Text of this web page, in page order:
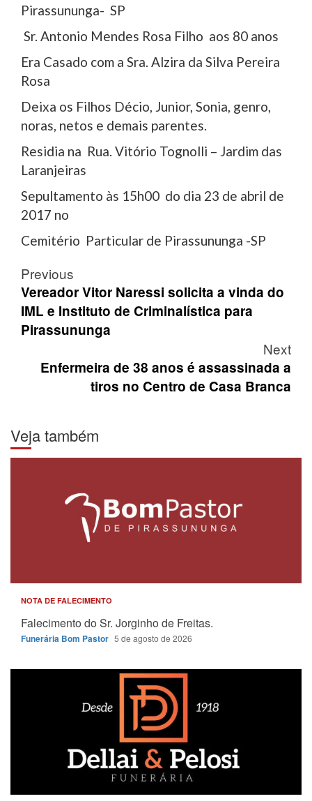
Pirassununga- SP
Sr. Antonio Mendes Rosa Filho aos 80 anos
Era Casado com a Sra. Alzira da Silva Pereira
Rosa
Deixa os Filhos Décio, Junior, Sonia, genro,
noras, netos e demais parentes.
Residia na Rua. Vitório Tognolli – Jardim das
Laranjeiras
Sepultamento às 15h00 do dia 23 de abril de
2017 no
Cemitério Particular de Pirassununga -SP
Post
navigation
Previous
Vereador Vitor Naressi solicita a vinda do
IML e Instituto de Criminalística para
Pirassununga
Next
Enfermeira de 38 anos é assassinada a
tiros no Centro de Casa Branca
Veja também
NOTA DE FALECIMENTO
Falecimento do Sr. Jorginho de Freitas.
Funerária Bom Pastor 5 de agosto de 2026